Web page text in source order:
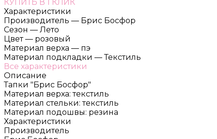
КУПИТЬ В 1 КЛИК
Характеристики
Производитель — Брис Босфор
Сезон — Лето
Цвет — розовый
Материал верха — пэ
Материал подкладки — Текстиль
Все характеристики
Описание
Тапки "Брис Босфор"
Материал верха: текстиль
Материал стельки: текстиль
Материал подошвы: резина
Характеристики
Производитель